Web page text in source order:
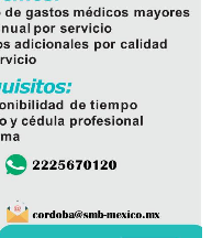
con más de 350
una importante
para